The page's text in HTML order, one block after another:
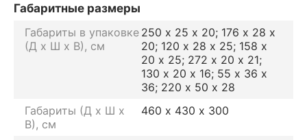
Габаритные размеры
Габариты в упаковке
(Д х Ш х В), см
250 х 25 х 20; 176 х 28 х
20; 120 х 28 х 25; 158 х
20 х 25; 272 х 20 х 21;
130 х 20 х 16; 55 х 36 х
36; 220 х 50 х 28
Габариты (Д х Ш х
В), см
460 х 430 х 300